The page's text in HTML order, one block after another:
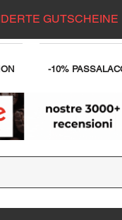
GUTSCHEINE
-10%